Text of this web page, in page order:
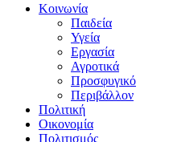
Κοινωνία
Παιδεία
Υγεία
Εργασία
Αγροτικά
Προσφυγικό
Περιβάλλον
Πολιτική
Οικονομία
Πολιτισμός